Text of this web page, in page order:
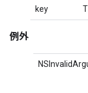
key
例外